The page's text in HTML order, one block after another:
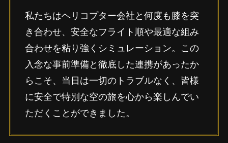
私たちはヘリコプター会社と何度も膝を突
き合わせ、安全なフライト順や最適な組み
合わせを粘り強くシミュレーション。この
入念な事前準備と徹底した連携があったか
らこそ、当日は一切のトラブルなく、皆様
に安全で特別な空の旅を心から楽しんでい
ただくことができました。